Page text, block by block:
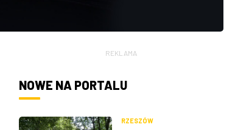
REKLAMA
NOWE NA PORTALU
RZESZÓW